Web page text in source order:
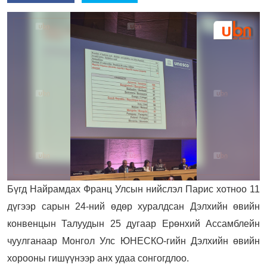
Бүгд Найрамдах Франц Улсын нийслэл Парис хотноо 11
дүгээр сарын 24-ний өдөр хуралдсан Дэлхийн өвийн
конвенцын Талуудын 25 дугаар Ерөнхий Ассамблейн
чуулганаар Монгол Улс ЮНЕСКО-гийн Дэлхийн өвийн
хорооны гишүүнээр анх удаа сонгогдлоо.